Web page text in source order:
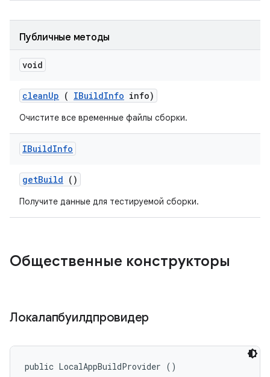
Публичные методы
void
cleanUp ( IBuildInfo info)
Очистите все временные файлы сборки.
IBuildInfo
getBuild ()
Получите данные для тестируемой сборки.
Общественные конструкторы
Локалапбуилдпровидер
public LocalAppBuildProvider ()